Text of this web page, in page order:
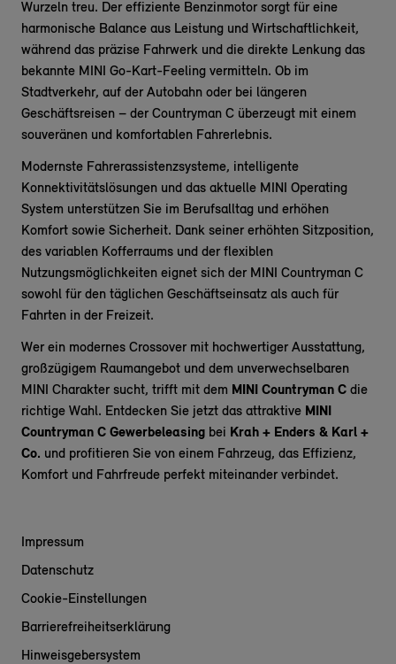
Wurzeln treu. Der effiziente Benzinmotor sorgt für eine
harmonische Balance aus Leistung und Wirtschaftlichkeit,
während das präzise Fahrwerk und die direkte Lenkung das
bekannte MINI Go-Kart-Feeling vermitteln. Ob im
Stadtverkehr, auf der Autobahn oder bei längeren
Geschäftsreisen – der Countryman C überzeugt mit einem
souveränen und komfortablen Fahrerlebnis.
Modernste Fahrerassistenzsysteme, intelligente
Konnektivitätslösungen und das aktuelle MINI Operating
System unterstützen Sie im Berufsalltag und erhöhen
Komfort sowie Sicherheit. Dank seiner erhöhten Sitzposition,
des variablen Kofferraums und der flexiblen
Nutzungsmöglichkeiten eignet sich der MINI Countryman C
sowohl für den täglichen Geschäftseinsatz als auch für
Fahrten in der Freizeit.
Wer ein modernes Crossover mit hochwertiger Ausstattung,
großzügigem Raumangebot und dem unverwechselbaren
MINI Charakter sucht, trifft mit dem MINI Countryman C die
richtige Wahl. Entdecken Sie jetzt das attraktive MINI
Countryman C Gewerbeleasing bei Krah + Enders & Karl +
Co. und profitieren Sie von einem Fahrzeug, das Effizienz,
Komfort und Fahrfreude perfekt miteinander verbindet.
Impressum
Datenschutz
Cookie-Einstellungen
Barrierefreiheitserklärung
Hinweisgebersystem